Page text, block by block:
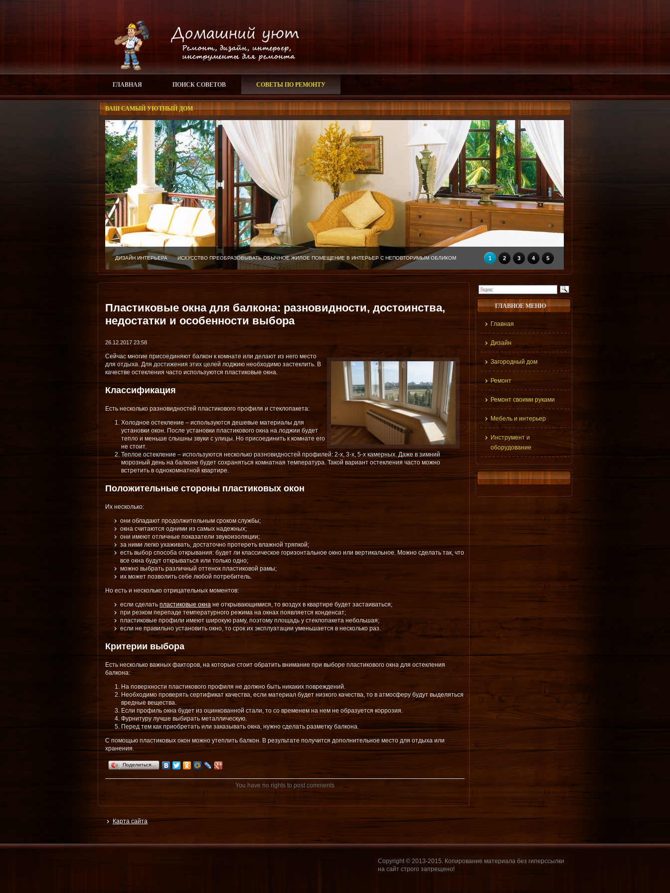
ГЛАВНАЯ ПОИСК СОВЕТОВ СОВЕТЫ ПО РЕМОНТУ
ВАШ САМЫЙ УЮТНЫЙ ДОМ
ДИЗАЙН ИНТЕРЬЕРА ИСКУССТВО ПРЕОБРАЗОВЫВАТЬ ОБЫЧНОЕ ЖИЛОЕ ПОМЕЩЕНИЕ В ИНТЕРЬЕР С НЕПОВТОРИМЫМ ОБЛИКОМ 1 2 3 4 5
Пластиковые окна для балкона: разновидности, достоинства,
недостатки и особенности выбора
26.12.2017 23:58
Сейчас многие присоединяют балкон к комнате или делают из него место
для отдыха. Для достижения этих целей лоджию необходимо застеклить. В
качестве остекления часто используются пластиковые окна.
Классификация
Есть несколько разновидностей пластикового профиля и стеклопакета:
Холодное остекление – используются дешевые материалы для
установки окон. После установки пластикового окна на лоджии будет
тепло и меньше слышны звуки с улицы. Но присоединить к комнате его
не стоит.
Теплое остекление – используются несколько разновидностей профилей: 2-х, 3-х, 5-х камерных. Даже в зимний
морозный день на балконе будет сохраняться комнатная температура. Такой вариант остекления часто можно
встретить в однокомнатной квартире.
Положительные стороны пластиковых окон
Их несколько:
они обладают продолжительным сроком службы;
окна считаются одними из самых надежных;
они имеют отличные показатели звукоизоляции;
за ними легко ухаживать, достаточно протереть влажной тряпкой;
есть выбор способа открывания: будет ли классическое горизонтальное окно или вертикальное. Можно сделать так, что
все окна будут открываться или только одно;
можно выбрать различный оттенок пластиковой рамы;
их может позволить себе любой потребитель.
Но есть и несколько отрицательных моментов:
если сделать пластиковые окна не открывающимися, то воздух в квартире будет застаиваться;
при резком перепаде температурного режима на окнах появляется конденсат;
пластиковые профили имеют широкую раму, поэтому площадь у стеклопакета небольшая;
если не правильно установить окно, то срок их эксплуатации уменьшается в несколько раз.
Критерии выбора
Есть несколько важных факторов, на которые стоит обратить внимание при выборе пластикового окна для остекления
балкона:
На поверхности пластикового профиля не должно быть никаких повреждений.
Необходимо проверять сертификат качества, если материал будет низкого качества, то в атмосферу будут выделяться
вредные вещества.
Если профиль окна будет из оцинкованной стали, то со временем на нем не образуется коррозия.
Фурнитуру лучше выбирать металлическую.
Перед тем как приобретать или заказывать окна, нужно сделать разметку балкона.
С помощью пластиковых окон можно утеплить балкон. В результате получится дополнительное место для отдыха или
хранения.
Поделиться…
You have no rights to post comments
ГЛАВНОЕ МЕНЮ
Главная
Дизайн
Загородный дом
Ремонт
Ремонт своими руками
Мебель и интерьер
Инструмент и
оборудование
Карта сайта
Copyright © 2013-2015. Копирование материала без гиперссылки
на сайт строго запрещено!